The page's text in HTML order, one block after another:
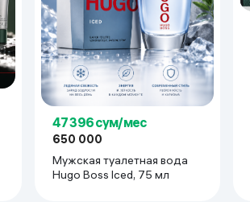
47 396 сум/мес
650 000
Мужская туалетная вода
Hugo Boss Iced, 75 мл